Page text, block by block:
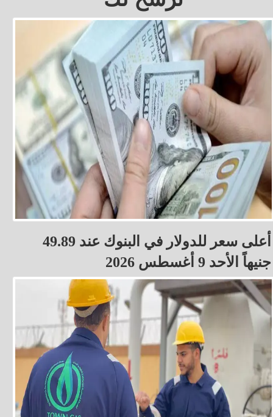
أعلى سعر للدولار في البنوك عند 49.89
جنيهاً الأحد 9 أغسطس 2026